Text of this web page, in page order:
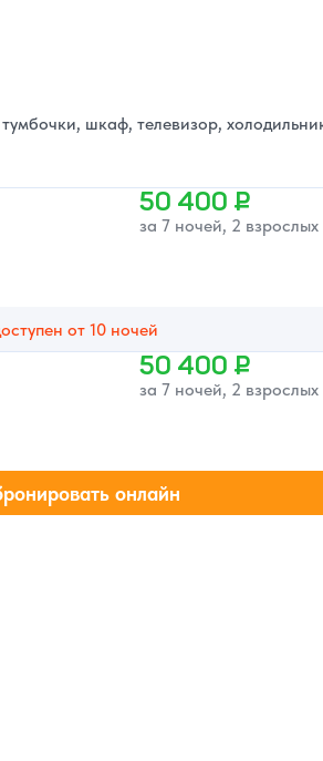
шкаф, телевизор,
50 400 ₽
за 7 ночей, 2 взрослых
от 10 ночей
50 400 ₽
за 7 ночей, 2 взрослых
онлайн